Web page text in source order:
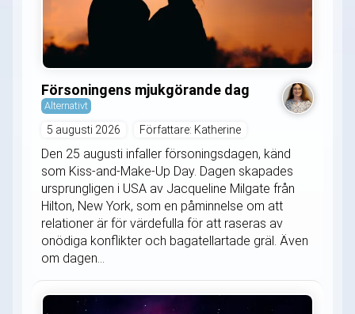
Försoningens mjukgörande dag
Alternativt
5 augusti 2026 Författare: Katherine
Den 25 augusti infaller försoningsdagen, känd
som Kiss-and-Make-Up Day. Dagen skapades
ursprungligen i USA av Jacqueline Milgate från
Hilton, New York, som en påminnelse om att
relationer är för värdefulla för att raseras av
onödiga konflikter och bagatellartade gräl. Även
om dagen...